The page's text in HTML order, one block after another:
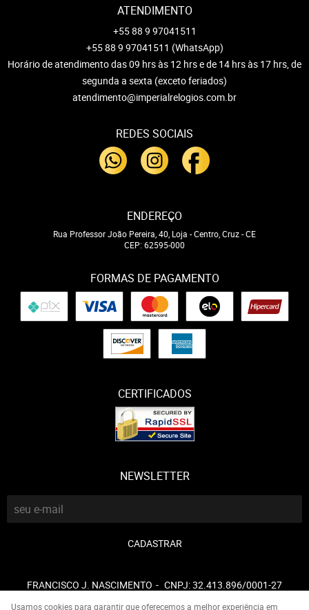
ATENDIMENTO
+55 88 9 97041511
+55 88 9 97041511 (WhatsApp)
Horário de atendimento das 09 hrs às 12 hrs e de 14 hrs às 17 hrs, de
segunda a sexta (exceto feriados)
atendimento@imperialrelogios.com.br
REDES SOCIAIS
ENDEREÇO
Rua Professor João Pereira, 40, Loja -Centro, Cruz-CE
CEP: 62595-000
FORMAS DE PAGAMENTO
CERTIFICADOS
NEWSLETTER
CADASTRAR
FRANCISCO J. NASCIMENTO CNPJ: 32.413.896/0001-27
Usamos cookies para garantir que oferecemos a melhor experiência em